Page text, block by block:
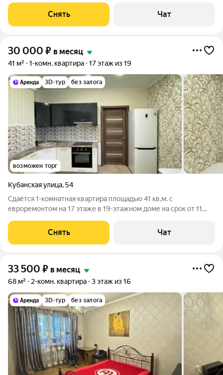
на срок от 11 месяцев. Из техники есть: Стиральная машина
Холодильник
Снять Чат
30 000 ₽ в месяц
41 м² 1-комн. квартира 17 этаж из 19
3D-тур без залога
возможен торг
Кубанская улица,54
Сдаётся 1-комнатная квартира площадью 41 кв.м. с
евроремонтом на 17 этаже в 19-этажном доме на срок от 11
Стиральная машина Холодильник Кондиционер
Снять Чат
33 500 ₽ в месяц
68 м² 2-комн. квартира 3 этаж из 16
3D-тур без залога